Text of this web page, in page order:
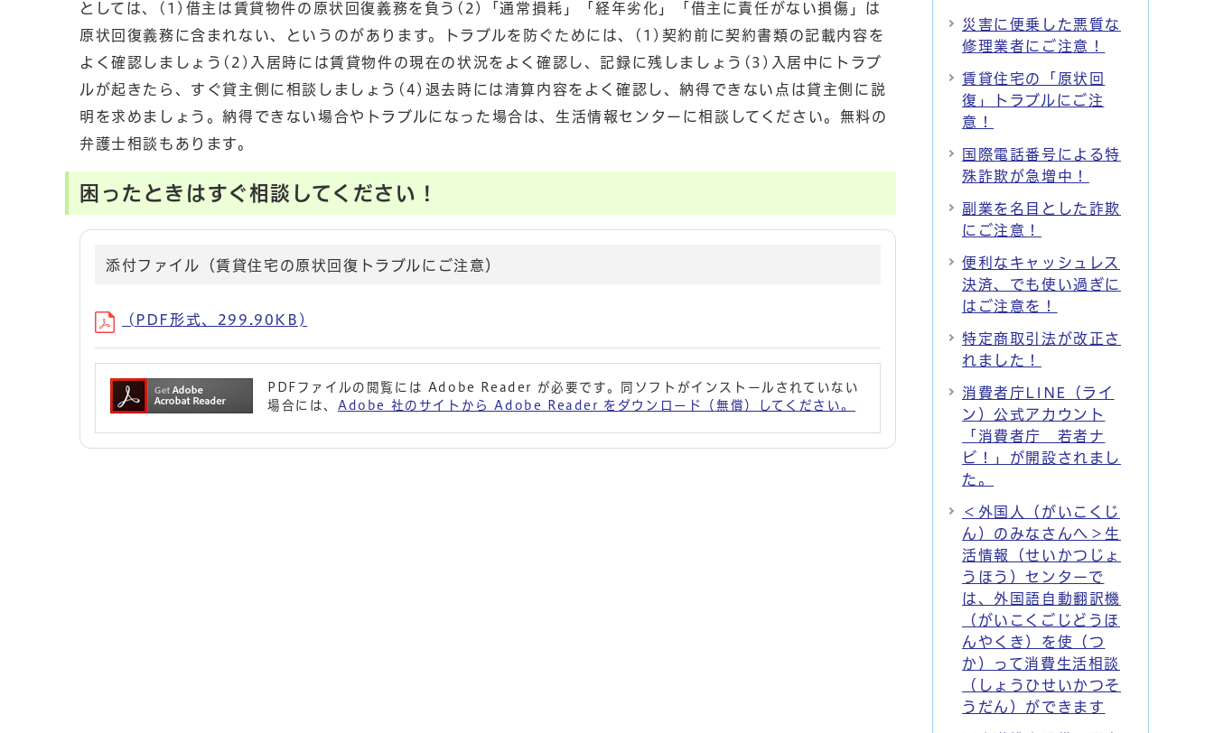
としては、(1)借主は賃貸物件の原状回復義務を負う(2)「通常損耗」「経年劣化」「借主に責任がない損傷」は
原状回復義務に含まれない、というのがあります。トラブルを防ぐためには、(1)契約前に契約書類の記載内容を
よく確認しましょう(2)入居時には賃貸物件の現在の状況をよく確認し、記録に残しましょう(3)入居中にトラブ
ルが起きたら、すぐ貸主側に相談しましょう(4)退去時には清算内容をよく確認し、納得できない点は貸主側に説
明を求めましょう。納得できない場合やトラブルになった場合は、生活情報センターに相談してください。無料の
弁護士相談もあります。
困ったときはすぐ相談してください！
添付ファイル（賃貸住宅の原状回復トラブルにご注意）
(PDF形式、299.90KB)
PDFファイルの閲覧には Adobe Reader が必要です。同ソフトがインストールされていない
場合には、 Adobe 社のサイトから Adobe Reader をダウンロード（無償）してください。
災害に便乗した悪質な
修理業者にご注意！
賃貸住宅の「原状回
復」トラブルにご注
意！
国際電話番号による特
殊詐欺が急増中！
副業を名目とした詐欺
にご注意！
便利なキャッシュレス
決済、でも使い過ぎに
はご注意を！
特定商取引法が改正さ
れました！
消費者庁LINE（ライ
ン）公式アカウント
「消費者庁 若者ナ
ビ！」が開設されまし
た。
＜外国人（がいこくじ
ん）のみなさんへ＞生
活情報（せいかつじょ
うほう）センターで
は、外国語自動翻訳機
（がいこくごじどうほ
んやくき）を使（つ
か）って消費生活相談
（しょうひせいかつそ
うだん）ができます